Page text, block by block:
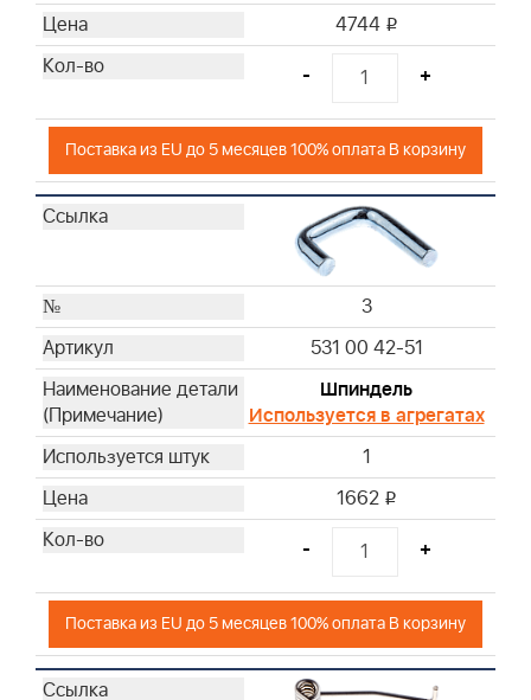
4744 i
- +
Поставка из EU до 5 месяцев 100% оплата В корзину
3
531 00 42-51
Шпиндель
Используется в агрегатах
1
1662 i
- +
Поставка из EU до 5 месяцев 100% оплата В корзину